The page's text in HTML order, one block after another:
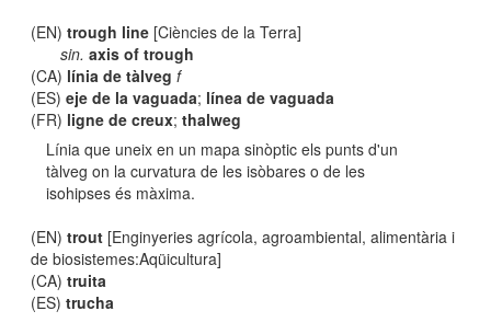
(EN)trough line [Ciències de la Terra]
sin. axis of trough
(CA) línia de tàlveg f
(ES)eje de la vaguada; línea de vaguada
(FR) ligne de creux;thalweg
Línia que uneix en un mapa sinòptic els punts d'un
tàlveg on la curvatura de les isòbares o de les
isohipses és màxima.
(EN)trout [Enginyeries agrícola, agroambiental, alimentària i
de biosistemes:Aqüicultura]
(CA)truita
(ES)trucha